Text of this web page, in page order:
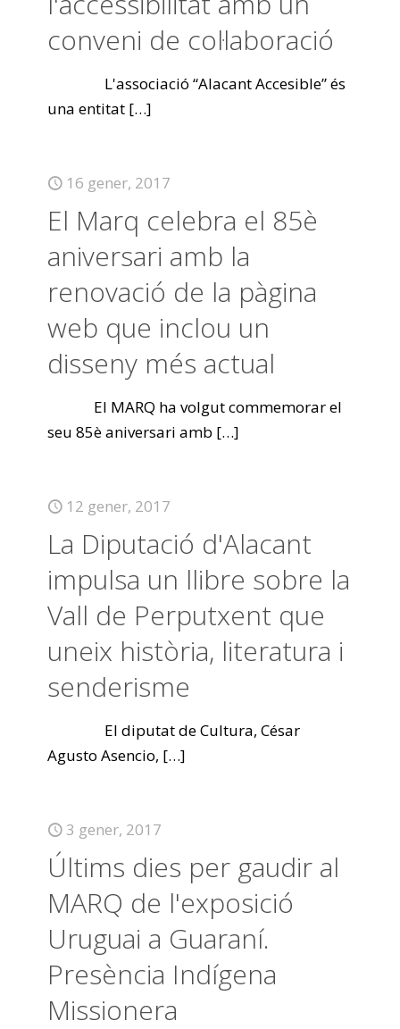
conveni de col·laboració
L'associació “Alacant Accesible” és
una entitat […]
16 gener, 2017
El Marq celebra el 85è
aniversari amb la
renovació de la pàgina
web que inclou un
disseny més actual
El MARQ ha volgut commemorar el
seu 85è aniversari amb […]
12 gener, 2017
La Diputació d'Alacant
impulsa un llibre sobre la
Vall de Perputxent que
uneix història, literatura i
senderisme
El diputat de Cultura, César
Agusto Asencio, […]
3 gener, 2017
Últims dies per gaudir al
MARQ de l'exposició
Uruguai a Guaraní.
Presència Indígena
Missionera